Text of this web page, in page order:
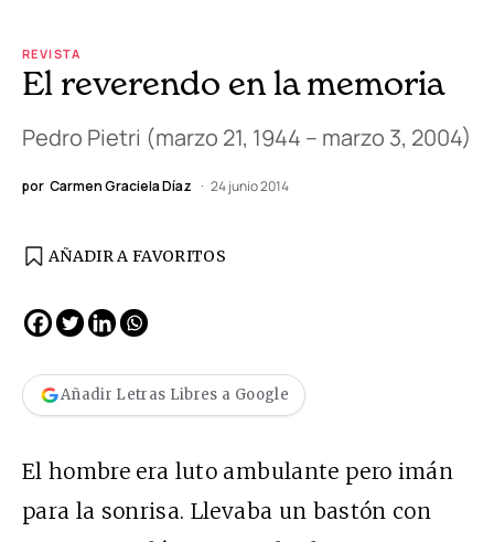
REVISTA
El reverendo en la memoria
Pedro Pietri (marzo 21, 1944 – marzo 3, 2004)
por Carmen Graciela Díaz 24 junio 2014
AÑADIR A FAVORITOS
Añadir Letras Libres a Google
El hombre era luto ambulante pero imán
para la sonrisa. Llevaba un bastón con